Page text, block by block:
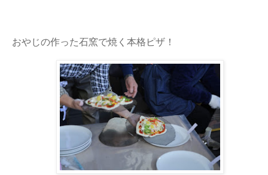
おやじの作った石窯で焼く本格ピザ！